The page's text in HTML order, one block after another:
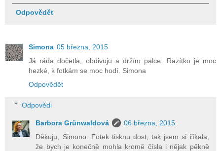
Odpovědět
Simona 05 března, 2015
Já ráda dočetla, obdivuju a držím palce. Razítko je moc
hezké, k fotkám se moc hodí. Simona
Odpovědět
Odpovědi
Barbora Grünwaldová
06 března, 2015
Děkuju, Simono. Fotek tisknu dost, tak jsem si říkala,
že bych je konečně mohla kromě čísla i nějak pěkně